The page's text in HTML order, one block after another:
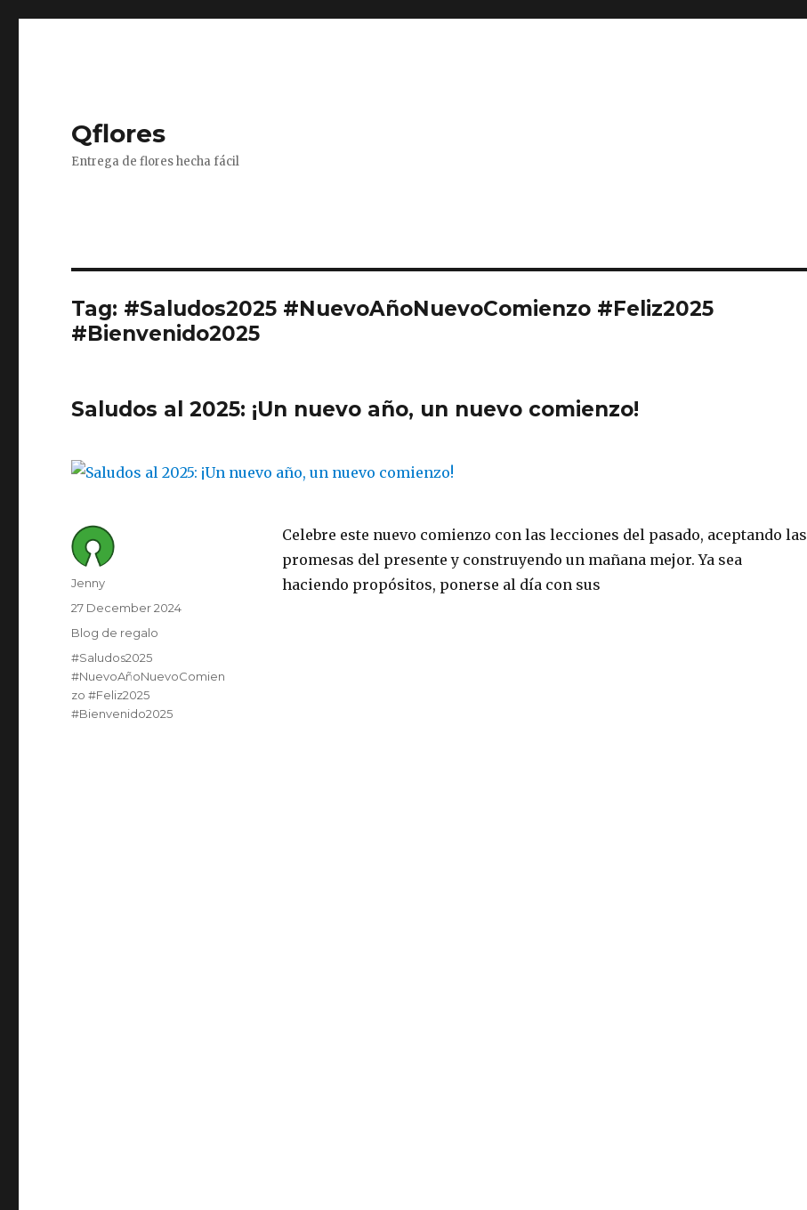
Qflores
Entrega de flores hecha fácil
Tag: #Saludos2025 #NuevoAñoNuevoComienzo #Feliz2025
#Bienvenido2025
Saludos al 2025: ¡Un nuevo año, un nuevo comienzo!
Celebre este nuevo comienzo con las lecciones del pasado, aceptando las
promesas del presente y construyendo un mañana mejor. Ya sea
haciendo propósitos, ponerse al día con sus
Author
Jenny
Posted
on
27 December 2024
Category
Blog de regalo
Tags
#Saludos2025
#NuevoAñoNuevoComien
zo #Feliz2025
#Bienvenido2025